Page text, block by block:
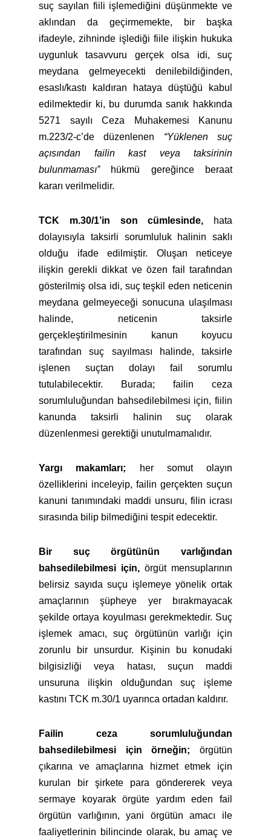
suç sayılan fiili işlemediğini düşünmekte ve
aklından da geçirmemekte, bir başka
ifadeyle, zihninde işlediği fiile ilişkin hukuka
uygunluk tasavvuru gerçek olsa idi, suç
meydana gelmeyecekti denilebildiğinden,
esaslı/kastı kaldıran hataya düştüğü kabul
edilmektedir ki, bu durumda sanık hakkında
5271 sayılı Ceza Muhakemesi Kanunu
m.223/2-c’de düzenlenen “Yüklenen suç
açısından failin kast veya taksirinin
bulunmaması”hükmü gereğince beraat
kararı verilmelidir.
TCK m.30/1’in son cümlesinde, hata
dolayısıyla taksirli sorumluluk halinin saklı
olduğu ifade edilmiştir. Oluşan neticeye
ilişkin gerekli dikkat ve özen fail tarafından
gösterilmiş olsa idi, suç teşkil eden neticenin
meydana gelmeyeceği sonucuna ulaşılması
halinde, neticenin taksirle
gerçekleştirilmesinin kanun koyucu
tarafından suç sayılması halinde, taksirle
işlenen suçtan dolayı fail sorumlu
tutulabilecektir. Burada; failin ceza
sorumluluğundan bahsedilebilmesi için, fiilin
kanunda taksirli halinin suç olarak
düzenlenmesi gerektiği unutulmamalıdır.
Yargı makamları; her somut olayın
özelliklerini inceleyip, failin gerçekten suçun
kanuni tanımındaki maddi unsuru, filin icrası
sırasında bilip bilmediğini tespit edecektir.
Bir suç örgütünün varlığından
bahsedilebilmesi için, örgüt mensuplarının
belirsiz sayıda suçu işlemeye yönelik ortak
amaçlarının şüpheye yer bırakmayacak
şekilde ortaya koyulması gerekmektedir. Suç
işlemek amacı, suç örgütünün varlığı için
zorunlu bir unsurdur. Kişinin bu konudaki
bilgisizliği veya hatası, suçun maddi
unsuruna ilişkin olduğundan suç işleme
kastını TCK m.30/1 uyarınca ortadan kaldırır.
Failin ceza sorumluluğundan
bahsedilebilmesi için örneğin; örgütün
çıkarına ve amaçlarına hizmet etmek için
kurulan bir şirkete para göndererek veya
sermaye koyarak örgüte yardım eden fail
örgütün varlığının, yani örgütün amacı ile
faaliyetlerinin bilincinde olarak, bu amaç ve